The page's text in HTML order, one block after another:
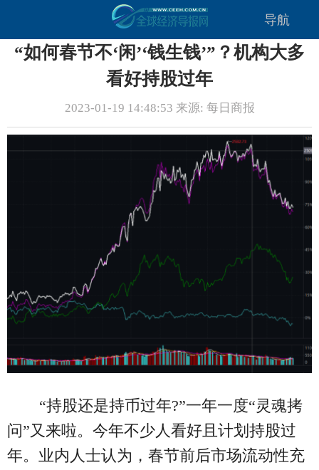
导航
“如何春节不‘闲’‘钱生钱’”？机构大多
看好持股过年
2023-01-19 14:48:53 来源: 每日商报
“持股还是持币过年?”一年一度“灵魂拷
问”又来啦。今年不少人看好且计划持股过
年。业内人士认为，春节前后市场流动性充